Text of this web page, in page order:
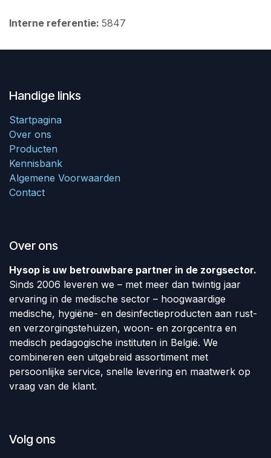
Interne referentie: 5847
Handige links
Startpagina
Over ons
Producten
Kennisbank
Algemene Voorwaarden
Contact
Over ons
Hysop is uw betrouwbare partner in de zorgsector.
Sinds 2006 leveren we – met meer dan twintig jaar
ervaring in de medische sector – hoogwaardige
medische, hygiëne- en desinfectieproducten aan rust-
en verzorgingstehuizen, woon- en zorgcentra en
medisch pedagogische instituten in België. We
combineren een uitgebreid assortiment met
persoonlijke service, snelle levering en maatwerk op
vraag van de klant.
Volg ons